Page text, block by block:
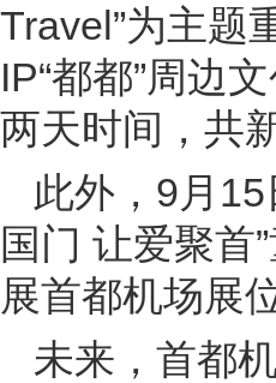
Travel”为主题
IP“都都”周边
两天时间，共
此外，9月
国门 让爱聚首
展首都机场展
未来，首都